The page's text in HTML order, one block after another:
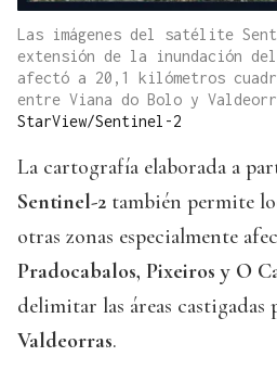
Las imágenes del satélite
extensión de la inundación
afectó a 20,1 kilómetros
entre Viana do Bolo y
StarView/Sentinel-2
La cartografía elaborada a
Sentinel-2 también permite
otras zonas especialmente
Pradocabalos, Pixeiros y O
delimitar las áreas
Valdeorras.